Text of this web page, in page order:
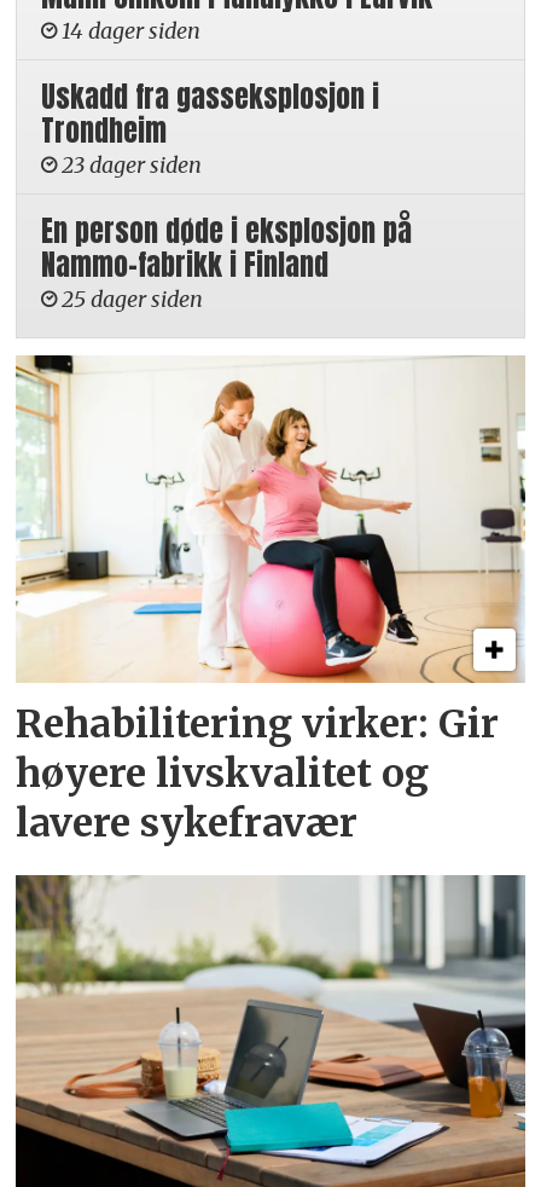
14 dager siden
Uskadd fra gasseksplosjon i
Trondheim
23 dager siden
En person døde i eksplosjon på
Nammo-fabrikk i Finland
25 dager siden
Rehabilitering virker: Gir
høyere livskvalitet og
lavere sykefravær